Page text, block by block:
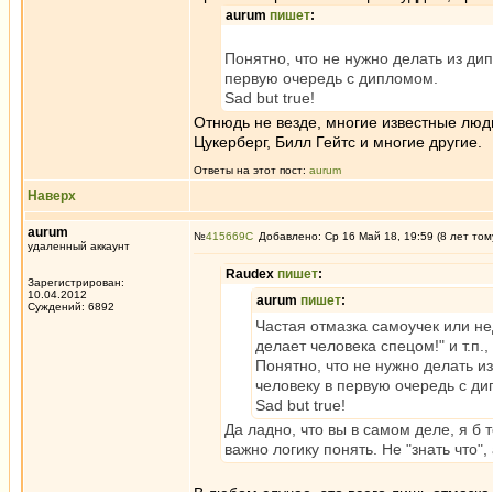
aurum пишет:
Понятно, что не нужно делать из
первую очередь с дипломом.
Sad but true!
Отнюдь не везде, многие известные
Цукерберг, Билл Гейтс и многие другие.
Ответы на этот пост: aurum
Наверх
aurum
удаленный аккаунт
Зарегистрирован:
10.04.2012
Суждений: 6892
№415669 Добавлено: Ср 16 Май 18, 19:59 (8 лет
Raudex пишет:
aurum пишет:
Частая отмазка самоучек или
делает человека спецом!" и
Понятно, что не нужно делать
человеку в первую очередь с
Sad but true!
Да ладно, что вы в самом деле, я б
важно логику понять. Не "знать что",